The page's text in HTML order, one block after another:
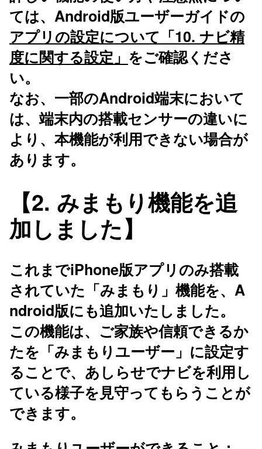
ては、Android版ユーザーガイドの
アプリの設定について「10. ナビ精
度に関する設定」 をご確認くださ
い。
なお、一部のAndroid端末において
は、端末内の搭載センサーの違いに
より、本機能が利用できない場合が
あります。
【2. みまもり機能を追
加しました】
これまでiPhone版アプリのみ搭載
されていた「みまもり」機能を、A
ndroid版にも追加いたしました。
この機能は、ご家族や信頼できるか
たを「みまもりユーザー」に設定す
ることで、あしらせでナビを利用し
ている様子を見守ってもらうことが
できます。